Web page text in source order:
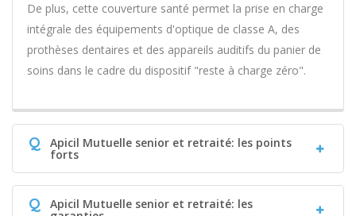
De plus, cette couverture santé permet la prise en charge
intégrale des équipements d'optique de classe A, des
prothèses dentaires et des appareils auditifs du panier de
soins dans le cadre du dispositif "reste à charge zéro".
Q Apicil Mutuelle senior et retraité: les points
forts
Q Apicil Mutuelle senior et retraité: les